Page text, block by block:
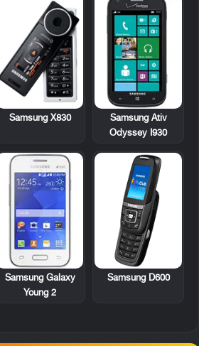
Samsung Ativ
Odyssey I930
Samsung X830
Samsung D600
Samsung Galaxy
Young 2